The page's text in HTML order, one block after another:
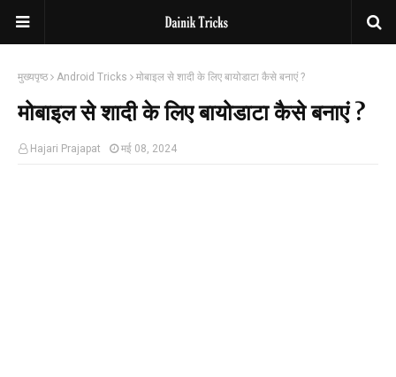
मुख्यपृष्ठ Android Tricks मोबाइल से शादी के लिए बायोडाटा कैसे बनाएं ?
मोबाइल से शादी के लिए बायोडाटा कैसे बनाएं ?
Hajari Prajapat मई 08, 2024